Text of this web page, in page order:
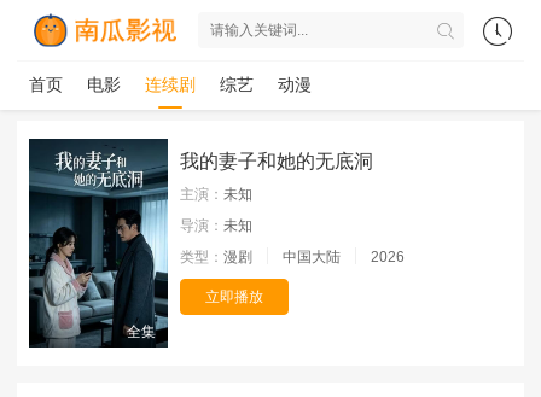
首页 电影 连续剧 综艺 动漫
全集
我的妻子和她的无底洞
主演： 未知
导演： 未知
类型： 漫剧 中国大陆 2026
立即播放